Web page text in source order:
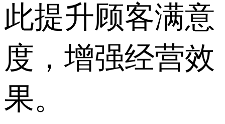
此提升顾客满意
度，增强经营效
果。